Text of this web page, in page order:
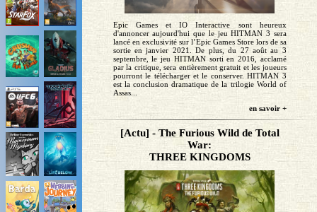
Epic Games et IO Interactive sont heureux
d'annoncer aujourd'hui que le jeu HITMAN 3 sera
lancé en exclusivité sur l’Epic Games Store lors de sa
sortie en janvier 2021. De plus, du 27 août au 3
septembre, le jeu HITMAN sorti en 2016, acclamé
par la critique, sera entièrement gratuit et les joueurs
pourront le télécharger et le conserver. HITMAN 3
est la conclusion dramatique de la trilogie World of
Assas...
en savoir +
[Actu] - The Furious Wild de Total
War:
THREE KINGDOMS